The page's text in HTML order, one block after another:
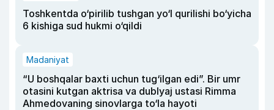
Toshkentda o‘pirilib tushgan yo‘l qurilishi bo‘yicha
6 kishiga sud hukmi o‘qildi
Madaniyat
“U boshqalar baxti uchun tug‘ilgan edi”. Bir umr
otasini kutgan aktrisa va dublyaj ustasi Rimma
Ahmedovaning sinovlarga to‘la hayoti